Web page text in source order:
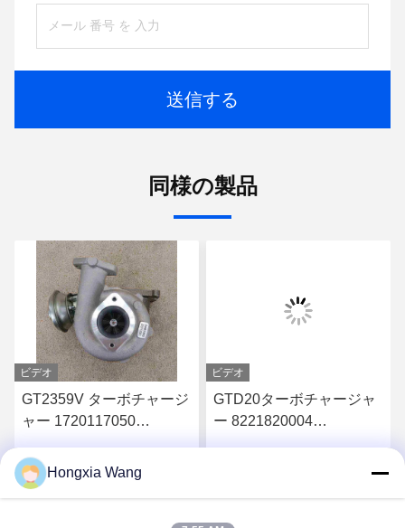
送信する
同様の製品
ビデオ
GT2359V ターボチャージ
ャー 1720117050
for7025490008
7500010002
最高 の 価格 を 入手 す
ビデオ
GTD20ターボチャージャ
ー 8221820004
Hongxia Wang